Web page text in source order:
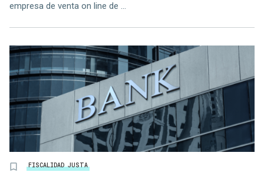
empresa de venta on line de ...
FISCALIDAD JUSTA